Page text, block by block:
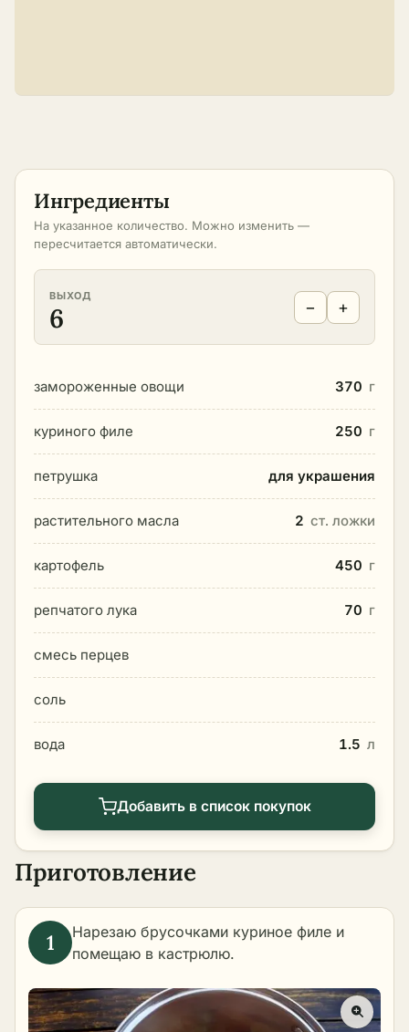
Ингредиенты
На указанное количество. Можно изменить —
пересчитается автоматически.
ВЫХОД
6 − +
замороженные овощи 370 г
куриного филе 250 г
петрушка для украшения
растительного масла 2 ст. ложки
картофель 450 г
репчатого лука 70 г
смесь перцев
соль
вода 1.5 л
Добавить в список покупок
Приготовление
Нарезаю брусочками куриное филе и
помещаю в кастрюлю.